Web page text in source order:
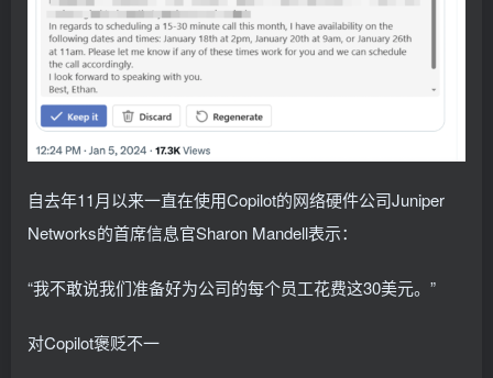
自去年11月以来一直在使用Copilot的网络硬件公司Juniper
Networks的首席信息官Sharon Mandell表示：
“我不敢说我们准备好为公司的每个员工花费这30美元。”
对Copilot褒贬不一